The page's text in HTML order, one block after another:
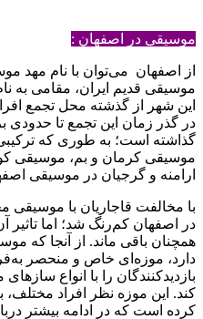
موسیقی در اصفهان :
از اصفهان می‌توان با نام مهد
موسیقی قدیم ایران، مقامی به
این شهر از گذشته محل تجمع
در گذر زمان این تجمع تا حدودی
گذاشته است؛ به‌ طوری که
موسیقی کرمان و بم، موسیقی
ارامنه و گرجیان در موسیقی
با مخالفت قاجاریان با موسیقی
در اصفهان کم‌رنگ شد؛ اما
همچنان باقی ماند. از آنجا که
دارد، موزه‌ای خاص و منحصر
بازدیدکنندگان را با انواع
کند. این موزه نظر افراد
کرده است که در ادامه بیشتر